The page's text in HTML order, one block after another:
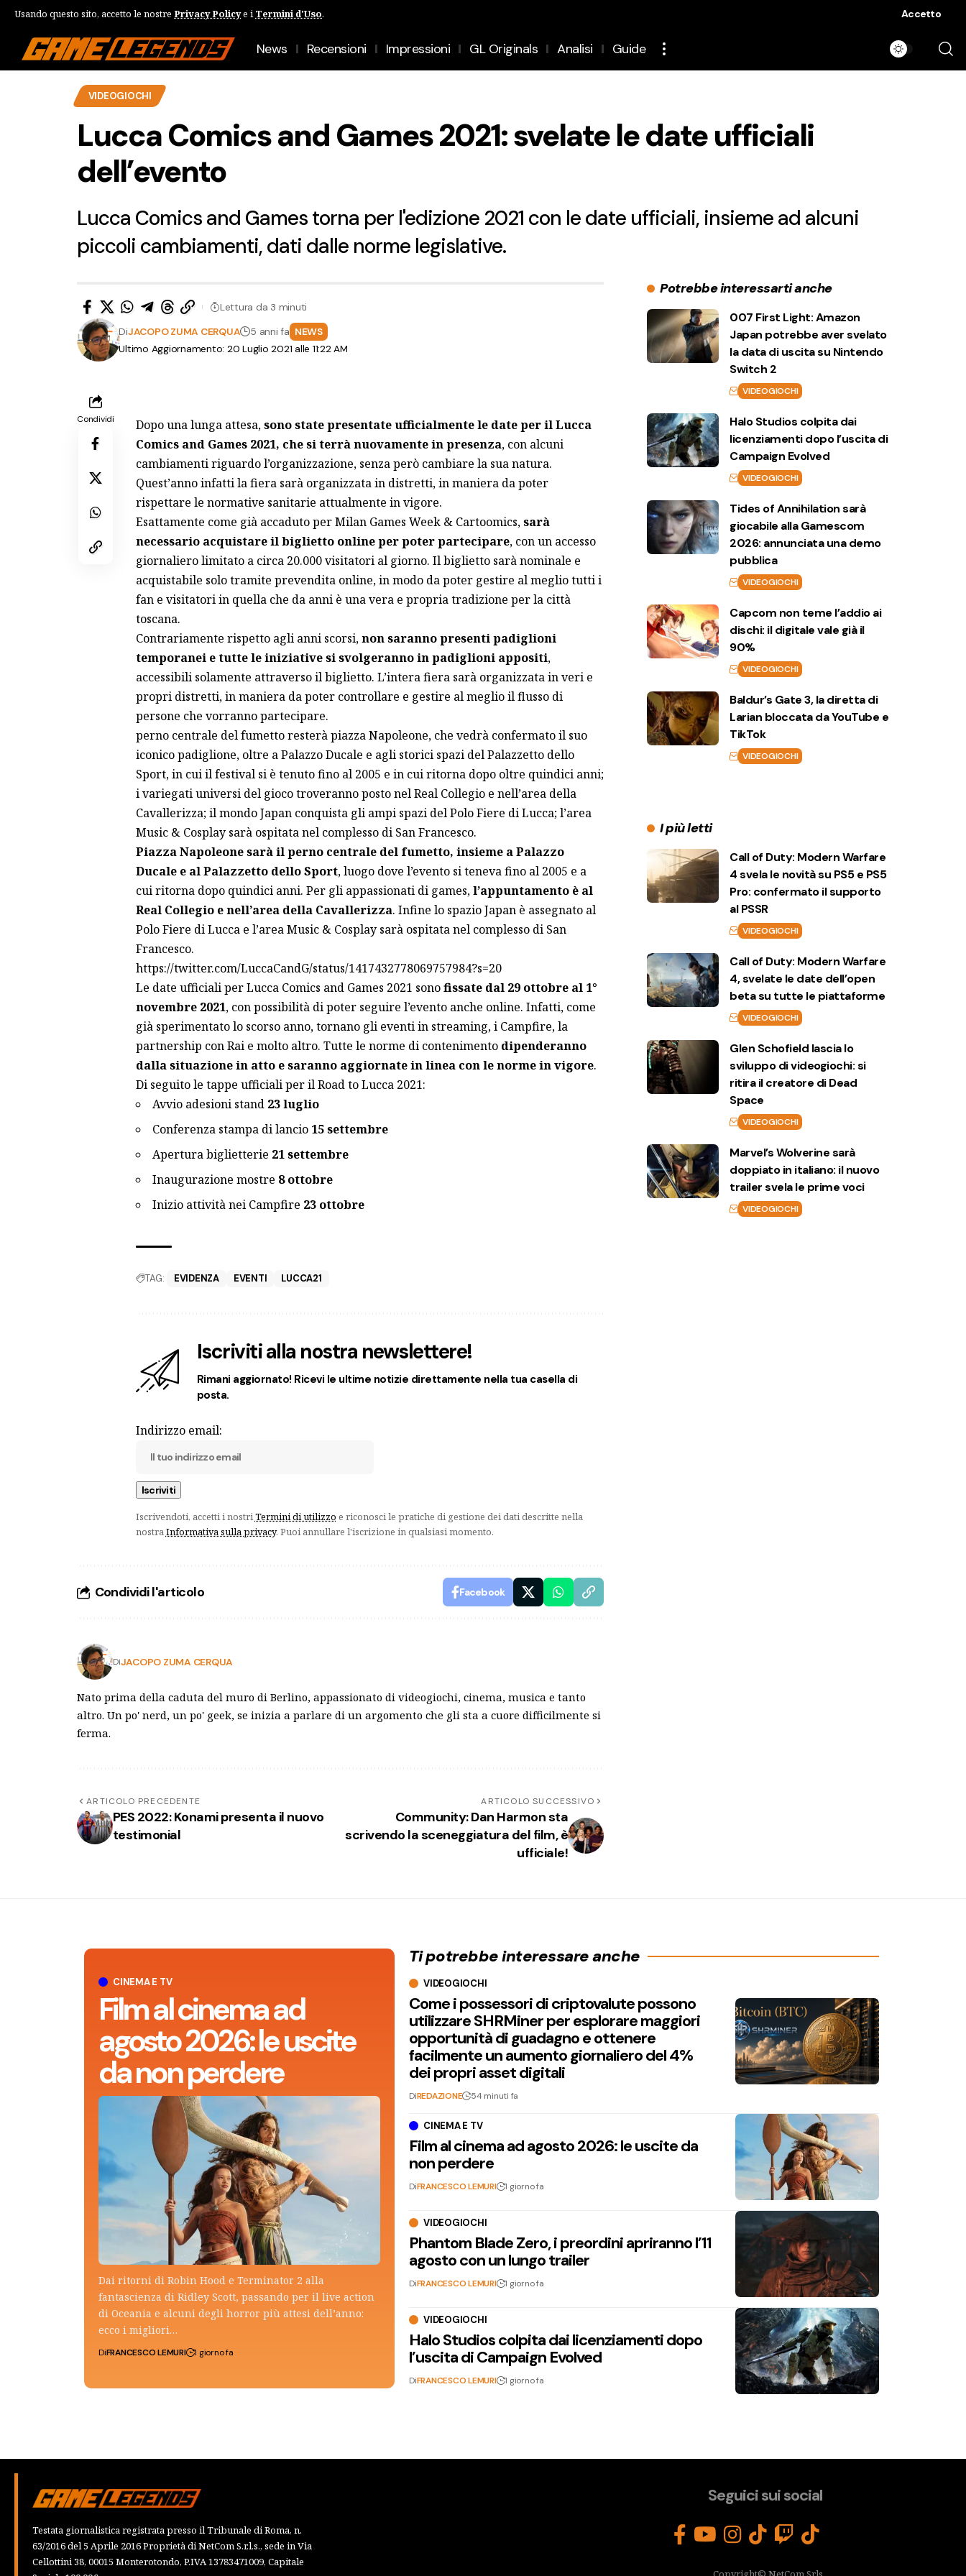
Usando questo sito, accetto le nostre Privacy Policye i Termini d'Uso. Accetto
News Recensioni Impressioni GL Originals Analisi Guide
VIDEOGIOCHI
Lucca Comics and Games 2021: svelate le date ufficiali
dell’evento
Lucca Comics and Games torna per l'edizione 2021 con le date ufficiali, insieme ad alcuni
piccoli cambiamenti, dati dalle norme legislative.
Ultimo Aggiornamento: 20 Luglio 2021 alle 11:22 AM
DiJACOPO ZUMA CERQUA 5 anni fa NEWS
Lettura da 3 minuti
Condividi Dopo una lunga attesa,sono state presentate ufficialmente le date per il Lucca
Comics and Games 2021, che si terrà nuovamente in presenza, con alcuni
cambiamenti riguardo l’organizzazione, senza però cambiare la sua natura.
Quest’anno infatti la fiera sarà organizzata in distretti, in maniera da poter
rispettare le normative sanitarie attualmente in vigore.
Esattamente come già accadutoper Milan Games Week & Cartoomics,sarà
necessario acquistare il biglietto online per poter partecipare, con un accesso
giornaliero limitato a circa 20.000 visitatori al giorno. Il biglietto sarà nominale e
acquistabile solo tramite prevendita online, in modo da poter gestire al meglio tutti i
fan e visitatori in quella che da anni è una vera e propria tradizione per la città
toscana.
Contrariamente rispetto agli anni scorsi,non saranno presenti padiglioni
temporanei e tutte le iniziative si svolgeranno in padiglioni appositi,
accessibili solamente attraverso il biglietto. L’intera fiera sarà organizzata in veri e
propri distretti, in maniera da poter controllare e gestire al meglio il flusso di
persone che vorranno partecipare.
perno centrale del fumetto resterà piazza Napoleone, che vedrà confermato il suo
iconico padiglione, oltre a Palazzo Ducale e agli storici spazi del Palazzetto dello
Sport, in cui il festival si è tenuto fino al 2005 e in cui ritorna dopo oltre quindici anni;
i variegati universi del gioco troveranno posto nel Real Collegio e nell’area della
Cavallerizza; il mondo Japan conquista gli ampi spazi del Polo Fiere di Lucca; l’area
Music & Cosplay sarà ospitata nel complesso di San Francesco.
Piazza Napoleone saràil perno centrale del fumetto, insieme a Palazzo
Ducale e al Palazzetto dello Sport, luogo dove l’evento si teneva fino al 2005 e a
cui ritorna dopo quindici anni. Per gli appassionati di games,l’appuntamento è al
Real Collegio e nell’area della Cavallerizza. Infine lo spazio Japan è assegnato al
Polo Fiere di Lucca e l’area Music & Cosplay sarà ospitata nel complesso di San
Francesco.
https://twitter.com/LuccaCandG/status/1417432778069757984?s=20
Le date ufficiali per Lucca Comics and Games 2021 sonofissate dal 29 ottobre al 1°
novembre 2021, con possibilità di poter seguire l’evento anche online. Infatti, come
già sperimentato lo scorso anno, tornano gli eventi in streaming, i Campfire, la
partnership con Rai e molto altro. Tutte le norme di contenimento dipenderanno
dalla situazione in atto e saranno aggiornate in linea con le norme in vigore.
Di seguito le tappe ufficiali per il Road to Lucca 2021:
Avvio adesioni stand 23 luglio
Conferenza stampa di lancio 15 settembre
Apertura biglietterie 21 settembre
Inaugurazione mostre 8 ottobre
Inizio attività nei Campfire 23 ottobre
TAG: EVIDENZA EVENTI LUCCA21
Iscriviti alla nostra newslettere!
Rimani aggiornato! Ricevi le ultime notizie direttamente nella tua casella di
posta.
Indirizzo email:
Iscrivendoti, accetti i nostriTermini di utilizzo e riconosci le pratiche di gestione dei dati descritte nella
nostraInformativa sulla privacy. Puoi annullare l'iscrizione in qualsiasi momento.
Condividi l'articolo Facebook
DiJACOPO ZUMA CERQUA
Nato prima della caduta del muro di Berlino, appassionato di videogiochi, cinema, musica e tanto
altro. Un po' nerd, un po' geek, se inizia a parlare di un argomento che gli sta a cuore difficilmente si
ferma.
ARTICOLO PRECEDENTE
PES 2022: Konami presenta il nuovo
testimonial
ARTICOLO SUCCESSIVO
Community: Dan Harmon sta
scrivendo la sceneggiatura del film, è
ufficiale!
Potrebbe interessarti anche
007 First Light: Amazon
Japan potrebbe aver svelato
la data di uscita su Nintendo
Switch 2
VIDEOGIOCHI
Halo Studios colpita dai
licenziamenti dopo l’uscita di
Campaign Evolved
VIDEOGIOCHI
Tides of Annihilation sarà
giocabile alla Gamescom
2026: annunciata una demo
pubblica
VIDEOGIOCHI
Capcom non teme l’addio ai
dischi: il digitale vale già il
90%
VIDEOGIOCHI
Baldur’s Gate 3, la diretta di
Larian bloccata da YouTube e
TikTok
VIDEOGIOCHI
I più letti
Call of Duty: Modern Warfare
4 svela le novità su PS5 e PS5
Pro: confermato il supporto
al PSSR
VIDEOGIOCHI
Call of Duty: Modern Warfare
4, svelate le date dell’open
beta su tutte le piattaforme
VIDEOGIOCHI
Glen Schofield lascia lo
sviluppo di videogiochi: si
ritira il creatore di Dead
Space
VIDEOGIOCHI
Marvel’s Wolverine sarà
doppiato in italiano: il nuovo
trailer svela le prime voci
VIDEOGIOCHI
CINEMA E TV
Film al cinema ad
agosto 2026: le uscite
da non perdere
Dai ritorni di Robin Hood e Terminator 2 alla
fantascienza di Ridley Scott, passando per il live action
di Oceania e alcuni degli horror più attesi dell’anno:
ecco i migliori…
DiFRANCESCO LEMURI 1 giorno fa
Ti potrebbe interessare anche
VIDEOGIOCHI
Come i possessori di criptovalute possono
utilizzare SHRMiner per esplorare maggiori
opportunità di guadagno e ottenere
facilmente un aumento giornaliero del 4%
dei propri asset digitali
DiREDAZIONE 54 minuti fa
CINEMA E TV
Film al cinema ad agosto 2026: le uscite da
non perdere
DiFRANCESCO LEMURI 1 giorno fa
VIDEOGIOCHI
Phantom Blade Zero, i preordini apriranno l’11
agosto con un lungo trailer
DiFRANCESCO LEMURI 1 giorno fa
VIDEOGIOCHI
Halo Studios colpita dai licenziamenti dopo
l’uscita di Campaign Evolved
DiFRANCESCO LEMURI 1 giorno fa
Testata giornalistica registrata presso il Tribunale di Roma, n.
63/2016 del 5 Aprile 2016 Proprietà di NetCom S.r.l.s., sede in Via
Cellottini 38, 00015 Monterotondo, P.IVA 13783471009, Capitale
Seguici sui social